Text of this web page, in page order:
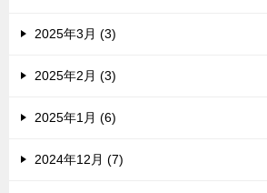
2025年3月 (3)
2025年2月 (3)
2025年1月 (6)
2024年12月 (7)